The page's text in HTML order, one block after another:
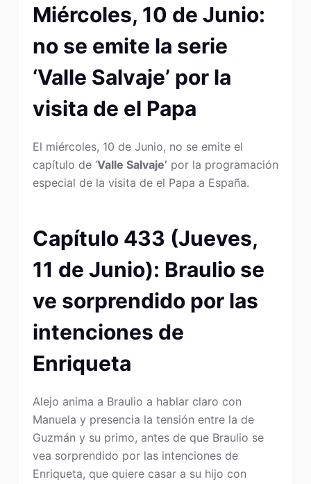
Miércoles, 10 de Junio:
no se emite la serie
‘Valle Salvaje’ por la
visita de el Papa
El miércoles, 10 de Junio, no se emite el
capítulo de ‘Valle Salvaje’ por la programación
especial de la visita de el Papa a España.
Capítulo 433 (Jueves,
11 de Junio): Braulio se
ve sorprendido por las
intenciones de
Enriqueta
Alejo anima a Braulio a hablar claro con
Manuela y presencia la tensión entre la de
Guzmán y su primo, antes de que Braulio se
vea sorprendido por las intenciones de
Enriqueta, que quiere casar a su hijo con